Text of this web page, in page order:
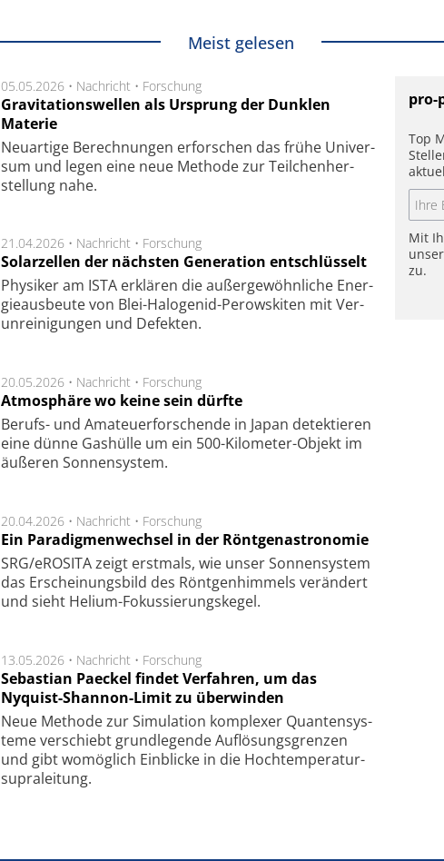
Meist gelesen
05.05.2026 • Nachricht • Forschung
Gravitationswellen als Ursprung der Dunklen
Materie
Neu­artige Be­rech­nung­en er­for­schen das frü­he Uni­ver­
sum und legen eine neue Me­tho­de zur Teil­chen­her­
stel­lung nahe.
21.04.2026 • Nachricht • Forschung
Solarzellen der nächsten Generation entschlüsselt
Physiker am ISTA er­klä­ren die außer­ge­wöhn­li­che Ener­
gie­aus­beu­te von Blei-Halo­ge­nid-Perows­ki­ten mit Ver­
unrei­ni­gung­en und De­fek­ten.
20.05.2026 • Nachricht • Forschung
Atmosphäre wo keine sein dürfte
Berufs- und Ama­teuer­for­schen­de in Japan de­tek­tie­ren
eine dün­ne Gas­hül­le um ein 500-Kilo­meter-Objekt im
äu­ße­ren Son­nen­sys­tem.
20.04.2026 • Nachricht • Forschung
Ein Paradigmenwechsel in der Röntgenastronomie
SRG/eROSITA zeigt erst­mals, wie unser Son­nen­sys­tem
das Er­schei­nungs­bild des Rönt­gen­him­mels ver­än­dert
und sieht Helium-Fokus­sie­rungs­ke­gel.
13.05.2026 • Nachricht • Forschung
Sebastian Paeckel findet Verfahren, um das
Nyquist-Shannon-Limit zu überwinden
Neue Methode zur Simu­la­tion kom­ple­xer Quan­ten­sys­
te­me ver­schiebt grund­le­gen­de Auf­lösungs­gren­zen
und gibt wo­mög­lich Ein­blicke in die Hoch­tempe­ra­tur­
supra­lei­tung.
pro-
Top
Mit
zu.